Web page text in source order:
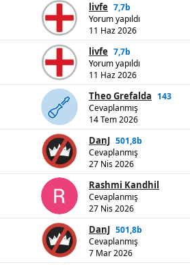
livfe 7,7b
Yorum yapıldı
11 Haz 2026
livfe 7,7b
Yorum yapıldı
11 Haz 2026
Theo Grefalda 143
Cevaplanmış
14 Tem 2026
DanJ 501,8b
Cevaplanmış
27 Nis 2026
Rashmi Kandhil
Cevaplanmış
27 Nis 2026
DanJ 501,8b
Cevaplanmış
7 Mar 2026